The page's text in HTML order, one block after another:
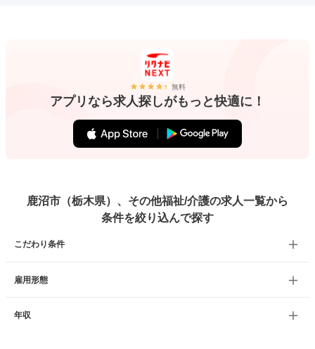
無料
アプリなら求人探しがもっと快適に！
鹿沼市（栃木県）、その他福祉/介護の求人一覧から
条件を絞り込んで探す
こだわり条件
雇用形態
年収